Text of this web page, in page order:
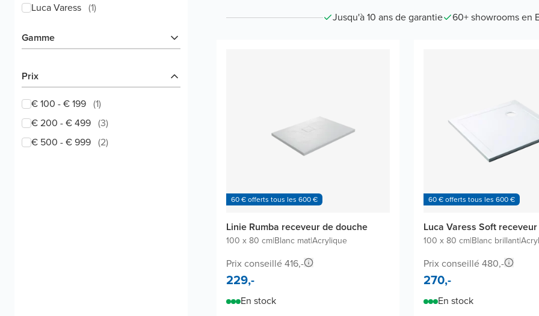
Luca Varess (1)
Gamme
Prix
€ 100 - € 199 (1)
€ 200 - € 499 (3)
€ 500 - € 999 (2)
Jusqu'à 10 ans de garantie 60+ showrooms en
60 € offerts tous les 600 €
Linie Rumba receveur de douche
100 x 80 cm|Blanc mat|Acrylique
Prix conseillé 416,-
229,-
En stock
60 € offerts tous les 600 €
Luca Varess Soft
100 x 80 cm|Blanc brillant|
Prix conseillé 480,-
270,-
En stock